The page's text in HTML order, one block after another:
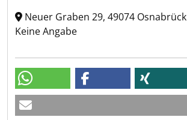
Neuer Graben 29, 49074 Osnabrück
Keine Angabe